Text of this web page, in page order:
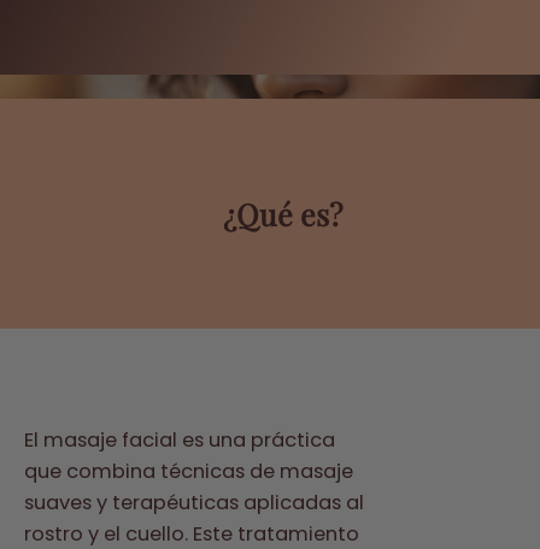
¿Qué es?
El masaje facial es una práctica
que combina técnicas de masaje
suaves y terapéuticas aplicadas al
rostro y el cuello. Este tratamiento